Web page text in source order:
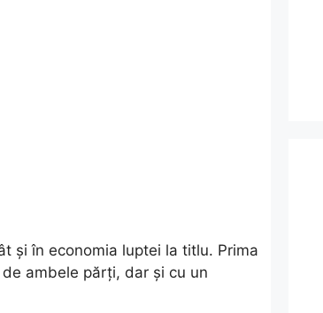
și în economia luptei la titlu. Prima
ambele părți, dar și cu un